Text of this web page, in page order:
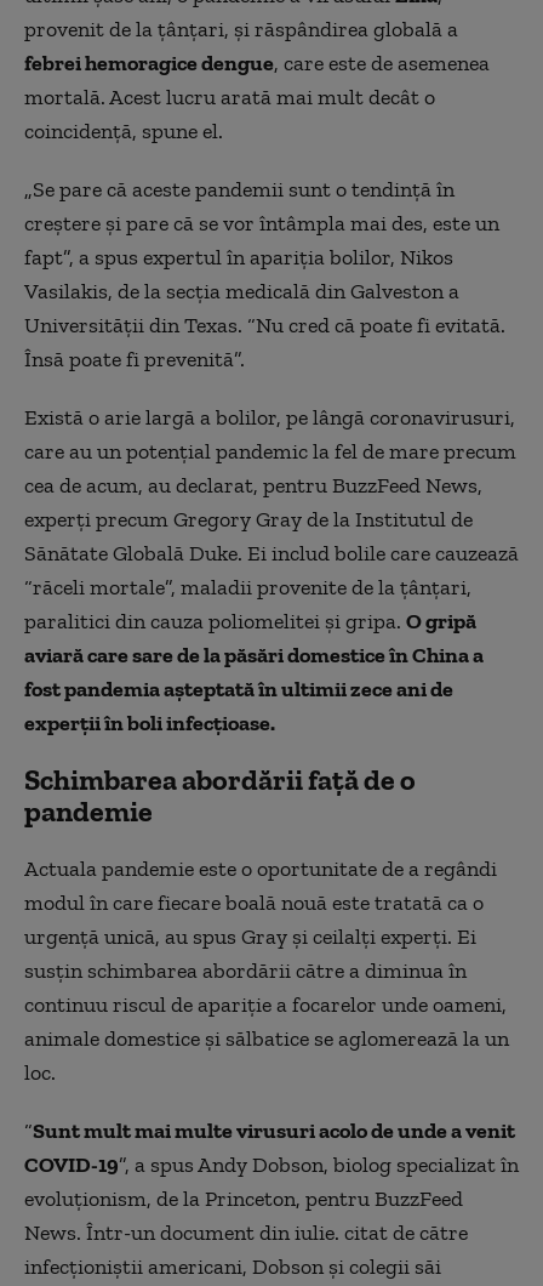
provenit de la țânțari, și răspândirea globală a
febrei hemoragice dengue, care este de asemenea
mortală. Acest lucru arată mai mult decât o
coincidență, spune el.
„Se pare că aceste pandemii sunt o tendință în
creștere și pare că se vor întâmpla mai des, este un
fapt”, a spus expertul în apariția bolilor, Nikos
Vasilakis, de la secția medicală din Galveston a
Universității din Texas. “Nu cred că poate fi evitată.
Însă poate fi prevenită”.
Există o arie largă a bolilor, pe lângă coronavirusuri,
care au un potențial pandemic la fel de mare precum
cea de acum, au declarat, pentru BuzzFeed News,
experți precum Gregory Gray de la Institutul de
Sănătate Globală Duke. Ei includ bolile care cauzează
“răceli mortale”, maladii provenite de la țânțari,
paralitici din cauza poliomelitei și gripa. O gripă
aviară care sare de la păsări domestice în China a
fost pandemia așteptată în ultimii zece ani de
experții în boli infecțioase.
Schimbarea abordării față de o
pandemie
Actuala pandemie este o oportunitate de a regândi
modul în care fiecare boală nouă este tratată ca o
urgență unică, au spus Gray și ceilalți experți. Ei
susțin schimbarea abordării către a diminua în
continuu riscul de apariție a focarelor unde oameni,
animale domestice și sălbatice se aglomerează la un
loc.
“Sunt mult mai multe virusuri acolo de unde a venit
COVID-19”, a spus Andy Dobson, biolog specializat în
evoluționism, de la Princeton, pentru BuzzFeed
News. Într-un document din iulie. citat de către
infecționiștii americani, Dobson și colegii săi